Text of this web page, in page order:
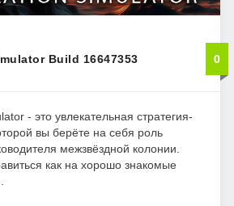
Build 16647353 0
- это увлекательная стратегия-
вы берёте на себя роль
межзвёздной колонии.
как на хорошо знакомые